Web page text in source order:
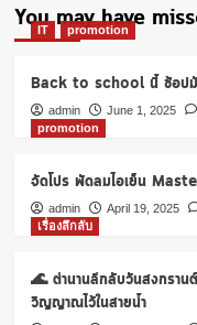
You may have
IT promotion
Back to school นี้ ช้อป
admin June 1, 2025
promotion
จัดโปร พัดลมไอเย็น
admin April 19, 2025
เรื่องลึกลับ
🌊 ตำนานลึกลับวันสงกราน
วิญญาณไว้ในสายน้ำ